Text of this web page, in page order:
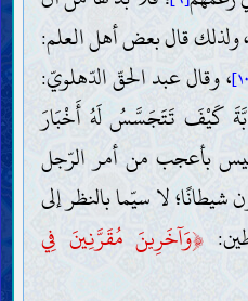
قال بعض أهل العلم:
، وقال عبد الحقّ الدّهلويّ:
كَيْفَ تَتَجَسَّسُ لَهُ أَخْبَارَ
بأعجب من أمر الرّجل
لا سيّما بالنظر إلى
﴿وَآخَرِينَ مُقَرَّنِينَ فِي